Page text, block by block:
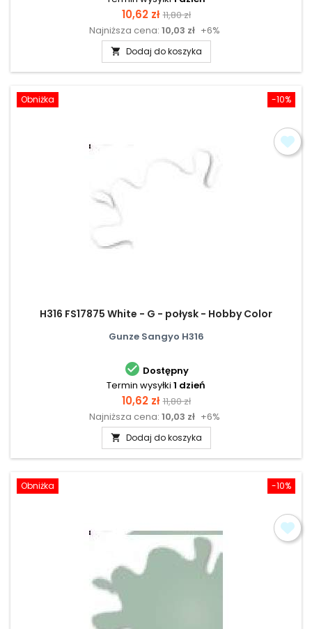
Cena
10,62 zł Cena
podstawowa
11,80 zł
Najniższa cena: 10,03 zł +6%
 Dodaj do koszyka
-10%
Obniżka
H316 FS17875 White - G - połysk - Hobby Color
Gunze Sangyo H316
 Dostępny
Termin wysyłki 1 dzień
Cena
10,62 zł Cena
podstawowa
11,80 zł
Najniższa cena: 10,03 zł +6%
 Dodaj do koszyka
-10%
Obniżka